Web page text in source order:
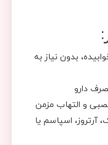
بدون نیاز به
دارو
و التهاب مزمن
اسپاسم یا